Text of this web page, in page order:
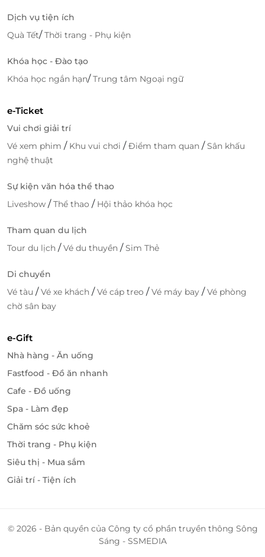
Dịch vụ tiện ích
Quà Tết/Thời trang - Phụ kiện
Khóa học - Đào tạo
Khóa học ngắn hạn/Trung tâm Ngoại ngữ
e-Ticket
Vui chơi giải trí
Vé xem phim / Khu vui chơi /Điểm tham quan /Sân khấu
nghệ thuật
Sự kiện văn hóa thể thao
Liveshow /Thể thao / Hội thảo khóa học
Tham quan du lịch
Tour du lịch /Vé du thuyền /Sim Thẻ
Di chuyển
Vé tàu /Vé xe khách /Vé cáp treo /Vé máy bay /Vé phòng
chờ sân bay
e-Gift
Nhà hàng - Ăn uống
Fastfood - Đồ ăn nhanh
Cafe - Đồ uống
Spa - Làm đẹp
Chăm sóc sức khoẻ
Thời trang - Phụ kiện
Siêu thị - Mua sắm
Giải trí - Tiện ích
© 2026 - Bản quyền của Công ty cổ phần truyền thông Sông
Sáng - SSMEDIA